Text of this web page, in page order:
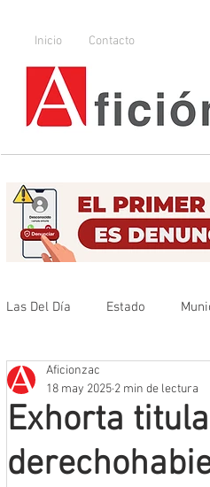
Inicio Contacto
Las Del Día Estado
Que no se olvide
Mineros LNBP
Exhorta
Aficionzac
18 may 2025 2 min de lectura